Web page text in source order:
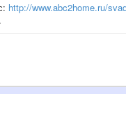
http://www.abc2home.ru/